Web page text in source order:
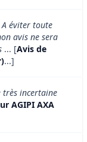
A éviter toute
avis ne sera
... [Avis de
...]
très incertaine
AGIPI AXA